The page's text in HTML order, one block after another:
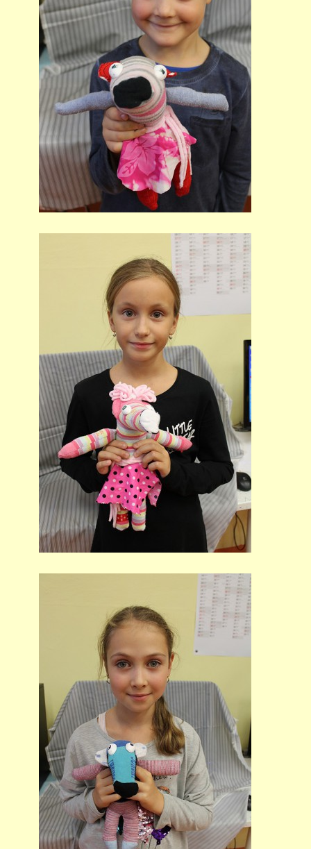
ZAMĚSTNÁNÍ
DOTACE
GDPR
ZUŠ Pohořelice
Školní 462
Pohořelice
691 23
© 2026 eStránky.cz |Tisk| Nahoru ↑